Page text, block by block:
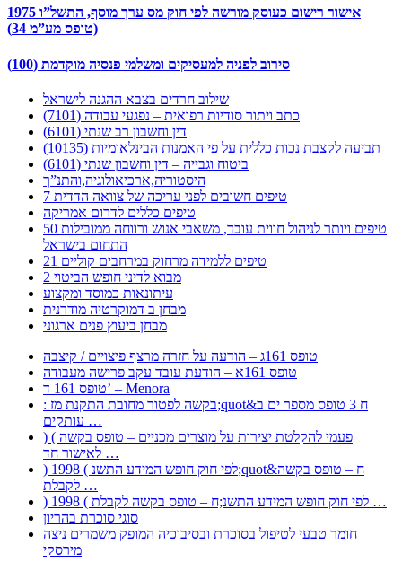
אישור רישום כעוסק מורשה לפי חוק מס ערך מוסף, התשל”ו 1975
(טופס מע”מ 34)
סירוב לפניה למעסיקים ומשלמי פנסיה מוקדמת (100)
שילוב חרדים בצבא ההגנה לישראל
כתב ויתור סודיות רפואית – נפגעי עבודה (7101)
דין וחשבון רב שנתי (6101)
תביעה לקצבת נכות כללית על פי האמנות הבינלאומיות (10135)
ביטוח וגבייה – דין וחשבון שנתי (6101)
היסטוריה,ארכיאולוגיה,והתנ”ך
7 טיפים חשובים לפני עריכה של צוואה הדדית
טיפים כללים לדרום אמריקה
50 טיפים ויותר לניהול חווית עובד, משאבי אנוש ורווחה ממובילות
התחום בישראל
21 טיפים ללמידה מרחוק במרחבים קוליים
מבוא לדיני חופש הביטוי 2
עיתונאות כמוסד ומקצוע
מבחן ב דמוקרטיה מודרנית
מבחן ביעוץ פנים ארגוני
טופס 161ג – הודעה על חזרה מרצף פיצויים / קיצבה
טופס 161א – הודעת עובד עקב פרישה מעבודה
טופס 161 ד’ – Menora
: בקשה לפטור מחובת התקנת מז;quot&ח 3 טופס מספר ים ב
עותקים …
) ( פעמי להקלטת יצירות על מוצרים מכניים – טופס בקשה
לאישור חד …
) 1998 ( לפי חוק חופש המידע התשנ;quot&ח – טופס בקשה
לקבלת …
) 1998 ( לפי חוק חופש המידע התשנ;ח – טופס בקשה לקבלת …
סוגי סוכרת בהריון
חומר טבעי לטיפול בסוכרת ובסיבוכיה המופק משמרים ניצה
מירסקי